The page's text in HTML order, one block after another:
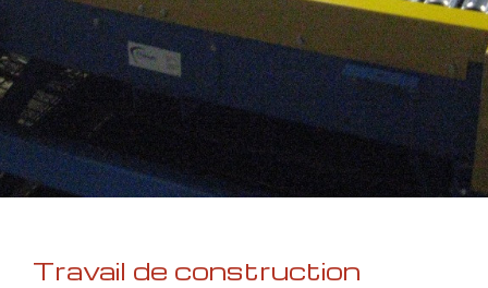
Travail de construction